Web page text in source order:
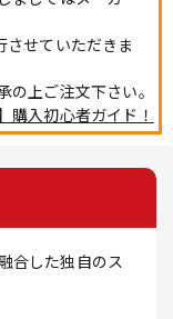
せていただきま
の上ご注文下さい。
購入初心者ガイド！
合した独自のス